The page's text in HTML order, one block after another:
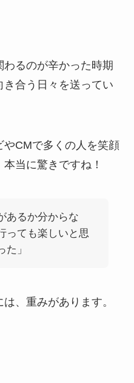
るのが辛かった時期
合う日々を送ってい
CMで多くの人を笑顔
当に驚きですね！
あるか分からな
っても楽しいと思
た」
、重みがあります。